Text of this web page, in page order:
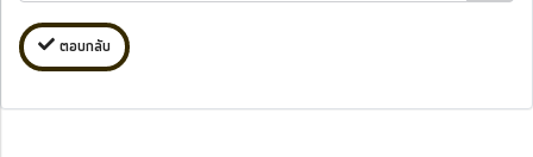
ตอบกลับ